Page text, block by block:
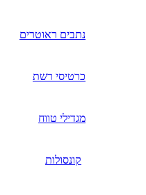
נתבים ראוטרים
כרטיסי רשת
מגדילי טווח
קונסולות